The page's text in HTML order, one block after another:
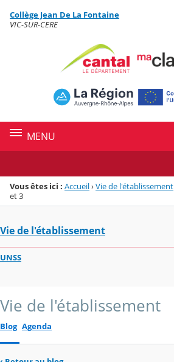
Menu de la rubrique
Contenu
Collège Jean De La Fontaine
VIC-SUR-CERE
MENU
Vous êtes ici : Accueil›Vie de l'établissement
et 3
Vie de l'établissement
UNSS
Vie de l'établissement
Blog Agenda